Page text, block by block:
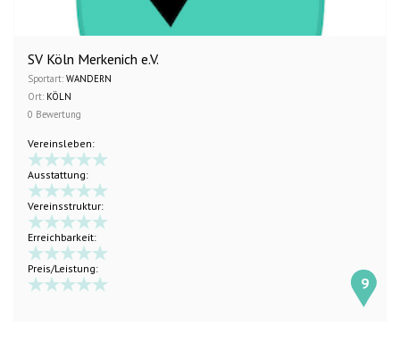
SV Köln Merkenich e.V.
Sportart: WANDERN
Ort: KÖLN
0 Bewertung
Vereinsleben:
Ausstattung:
Vereinsstruktur:
Erreichbarkeit:
Preis/Leistung:
9